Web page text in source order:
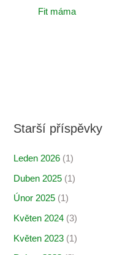
Fit máma
Starší příspěvky
Leden 2026 (1)
Duben 2025 (1)
Únor 2025 (1)
Květen 2024 (3)
Květen 2023 (1)